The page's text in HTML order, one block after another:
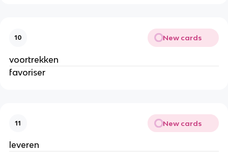
10 New cards
voortrekken
favoriser
11 New cards
leveren